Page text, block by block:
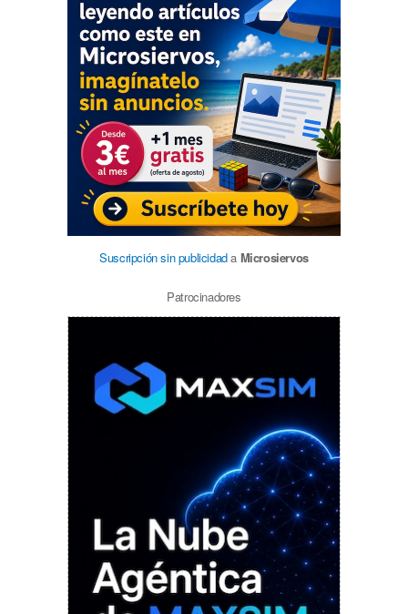
Suscripción sin publicidada Microsiervos
Patrocinadores